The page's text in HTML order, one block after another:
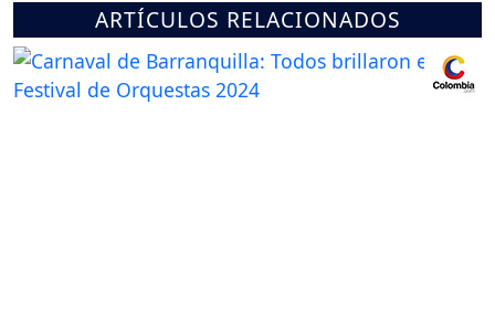
ARTÍCULOS RELACIONADOS